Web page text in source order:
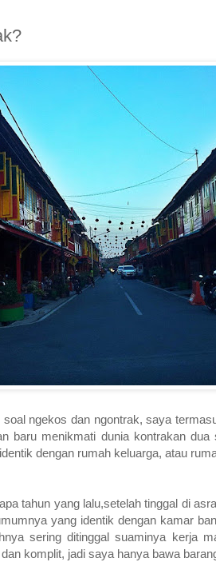
soal ngekos dan ngontrak, saya
baru menikmati dunia kontrakan
dengan rumah keluarga, atau
tahun yang lalu,setelah tinggal di
yang identik dengan kamar
sering ditinggal suaminya kerja
dan komplit, jadi saya hanya bawa